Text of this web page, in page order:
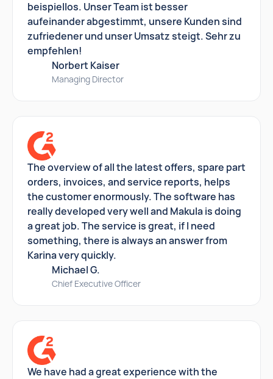
beispiellos. Unser Team ist besser
aufeinander abgestimmt, unsere Kunden sind
zufriedener und unser Umsatz steigt. Sehr zu
empfehlen!
Norbert Kaiser
Managing Director
The overview of all the latest offers, spare part
orders, invoices, and service reports, helps
the customer enormously. The software has
really developed very well and Makula is doing
a great job. The service is great, if I need
something, there is always an answer from
Karina very quickly.
Michael G.
Chief Executive Officer
We have had a great experience with the